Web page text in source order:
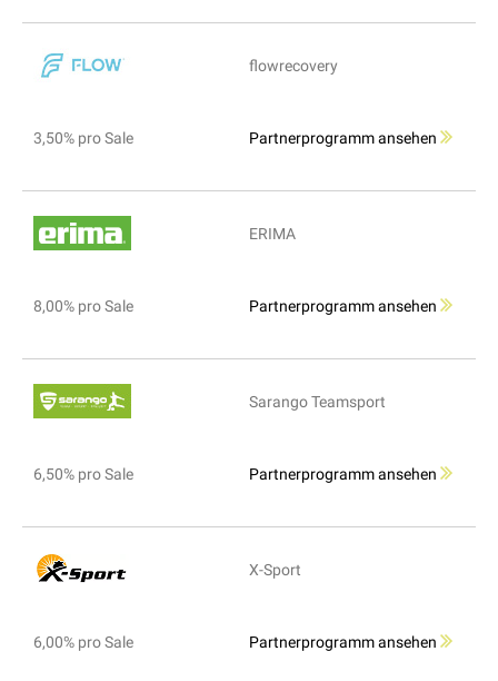
flowrecovery
3,50% pro Sale Partnerprogramm ansehen
ERIMA
8,00% pro Sale Partnerprogramm ansehen
Sarango Teamsport
6,50% pro Sale Partnerprogramm ansehen
X-Sport
6,00% pro Sale Partnerprogramm ansehen